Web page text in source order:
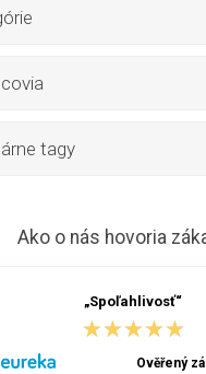
tagy
Ako o nás hovoria
„Spoľahlivosť“
★★★★★
★★★★★
Ověřený